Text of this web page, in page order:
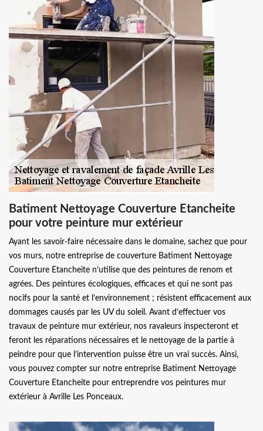
Batiment Nettoyage Couverture Etancheite
pour votre peinture mur extérieur
Ayant les savoir-faire nécessaire dans le domaine, sachez que pour
vos murs, notre entreprise de couverture Batiment Nettoyage
Couverture Etancheite n’utilise que des peintures de renom et
agrées. Des peintures écologiques, efficaces et qui ne sont pas
nocifs pour la santé et l’environnement ; résistent efficacement aux
dommages causés par les UV du soleil. Avant d’effectuer vos
travaux de peinture mur extérieur, nos ravaleurs inspecteront et
feront les réparations nécessaires et le nettoyage de la partie à
peindre pour que l’intervention puisse être un vrai succès. Ainsi,
vous pouvez compter sur notre entreprise Batiment Nettoyage
Couverture Etancheite pour entreprendre vos peintures mur
extérieur à Avrille Les Ponceaux.